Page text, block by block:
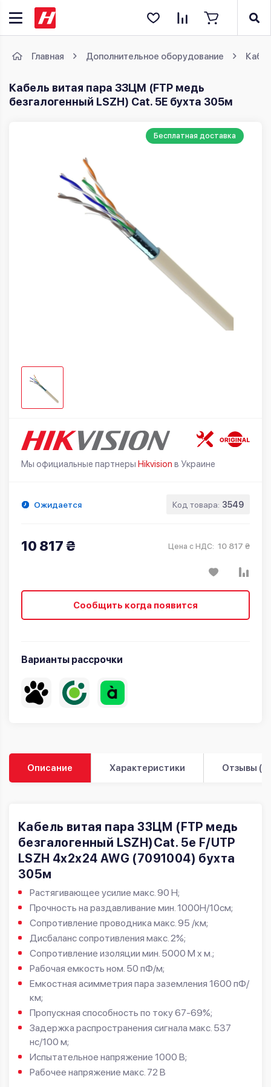
Главная Дополнительное оборудование
Кабель витая пара ЗЗЦМ (FTP медь
безгалогенный LSZH) Cat. 5E бухта 305м
Бесплатная доставка
Мы официальные партнеры Hikvision в Украине
Ожидается Код товара: 3549
10 817 ₴ Цена с НДС: 10 817 ₴
Сообщить когда появится
Варианты рассрочки
Описание Характеристики Отзывы (0)
Кабель витая пара ЗЗЦМ (FTP медь
безгалогенный LSZH)Cat. 5e F/UTP
LSZH 4х2х24 AWG (7091004) бухта
305м
Растягивающее усилие макс. 90 Н;
Прочность на раздавливание мин. 1000Н/10см;
Сопротивление проводника макс. 95 /км;
Дисбаланс сопротивления макс. 2%;
Сопротивление изоляции мин. 5000 M х м.;
Рабочая емкость ном. 50 пФ/м;
Емкостная асимметрия пара заземления 1600 пФ/
км;
Пропускная способность по току 67-69%;
Задержка распространения сигнала макс. 537
нс/100 м;
Испытательное напряжение 1000 В;
Рабочее напряжение макс. 72 В